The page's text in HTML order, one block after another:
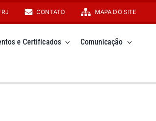
CONTATO MAPA DO SITE
e Certificados Comunicação